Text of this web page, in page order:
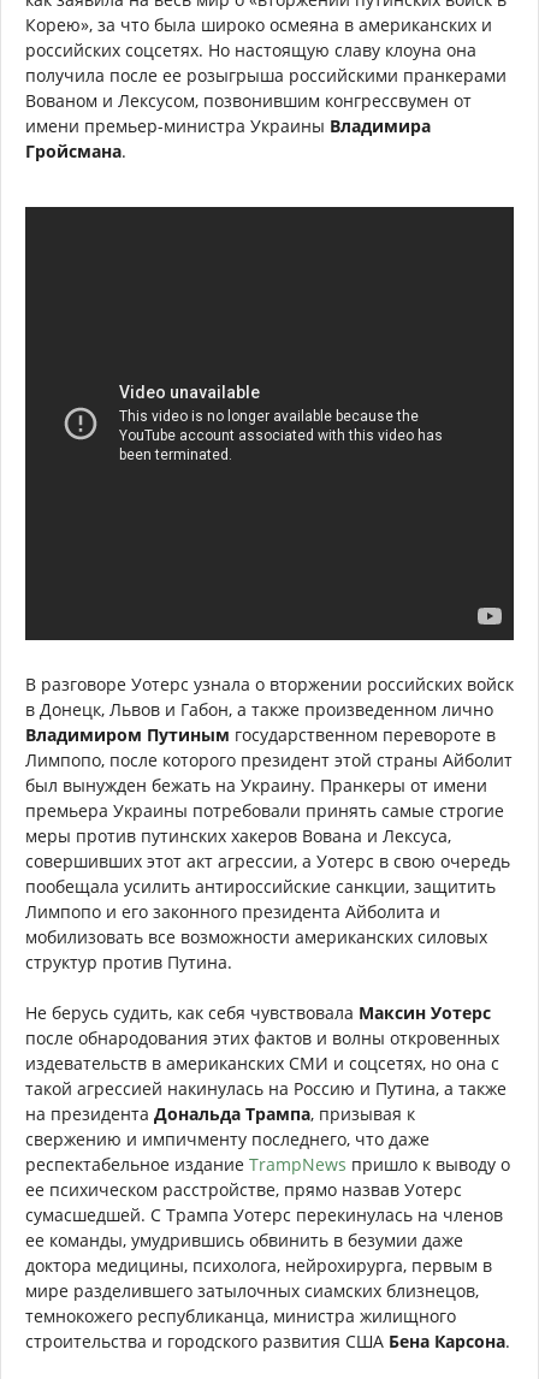
Корею», за что была широко осмеяна в американских и
российских соцсетях. Но настоящую славу клоуна она
получила после ее розыгрыша российскими пранкерами
Вованом и Лексусом, позвонившим конгрессвумен от
имени премьер-министра Украины Владимира
Гройсмана.
В разговоре Уотерс узнала о вторжении российских войск
в Донецк, Львов и Габон, а также произведенном лично
Владимиром Путиным государственном перевороте в
Лимпопо, после которого президент этой страны Айболит
был вынужден бежать на Украину. Пранкеры от имени
премьера Украины потребовали принять самые строгие
меры против путинских хакеров Вована и Лексуса,
совершивших этот акт агрессии, а Уотерс в свою очередь
пообещала усилить антироссийские санкции, защитить
Лимпопо и его законного президента Айболита и
мобилизовать все возможности американских силовых
структур против Путина.
Не берусь судить, как себя чувствовала Максин Уотерс
после обнародования этих фактов и волны откровенных
издевательств в американских СМИ и соцсетях, но она с
такой агрессией накинулась на Россию и Путина, а также
на президента Дональда Трампа, призывая к
свержению и импичменту последнего, что даже
респектабельное издание TrampNews пришло к выводу о
ее психическом расстройстве, прямо назвав Уотерс
сумасшедшей. С Трампа Уотерс перекинулась на членов
ее команды, умудрившись обвинить в безумии даже
доктора медицины, психолога, нейрохирурга, первым в
мире разделившего затылочных сиамских близнецов,
темнокожего республиканца, министра жилищного
строительства и городского развития США Бена Карсона.